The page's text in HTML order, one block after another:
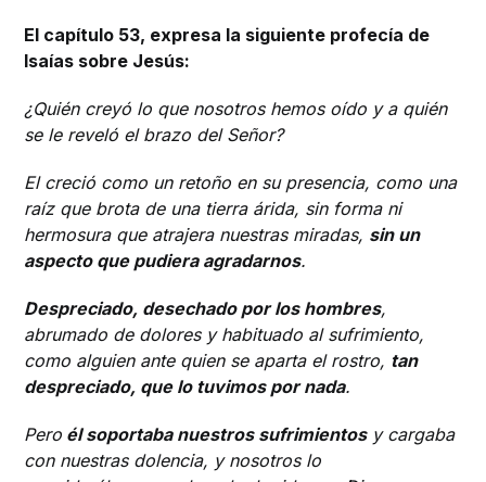
El capítulo 53, expresa la siguiente profecía de
Isaías sobre Jesús:
¿Quién creyó lo que nosotros hemos oído y a quién
se le reveló el brazo del Señor?
El creció como un retoño en su presencia, como una
raíz que brota de una tierra árida, sin forma ni
hermosura que atrajera nuestras miradas, sin un
aspecto que pudiera agradarnos.
Despreciado, desechado por los hombres,
abrumado de dolores y habituado al sufrimiento,
como alguien ante quien se aparta el rostro, tan
despreciado, que lo tuvimos por nada.
Pero él soportaba nuestros sufrimientosy cargaba
con nuestras dolencia, y nosotros lo